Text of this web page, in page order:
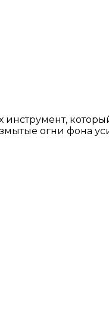
огни фона